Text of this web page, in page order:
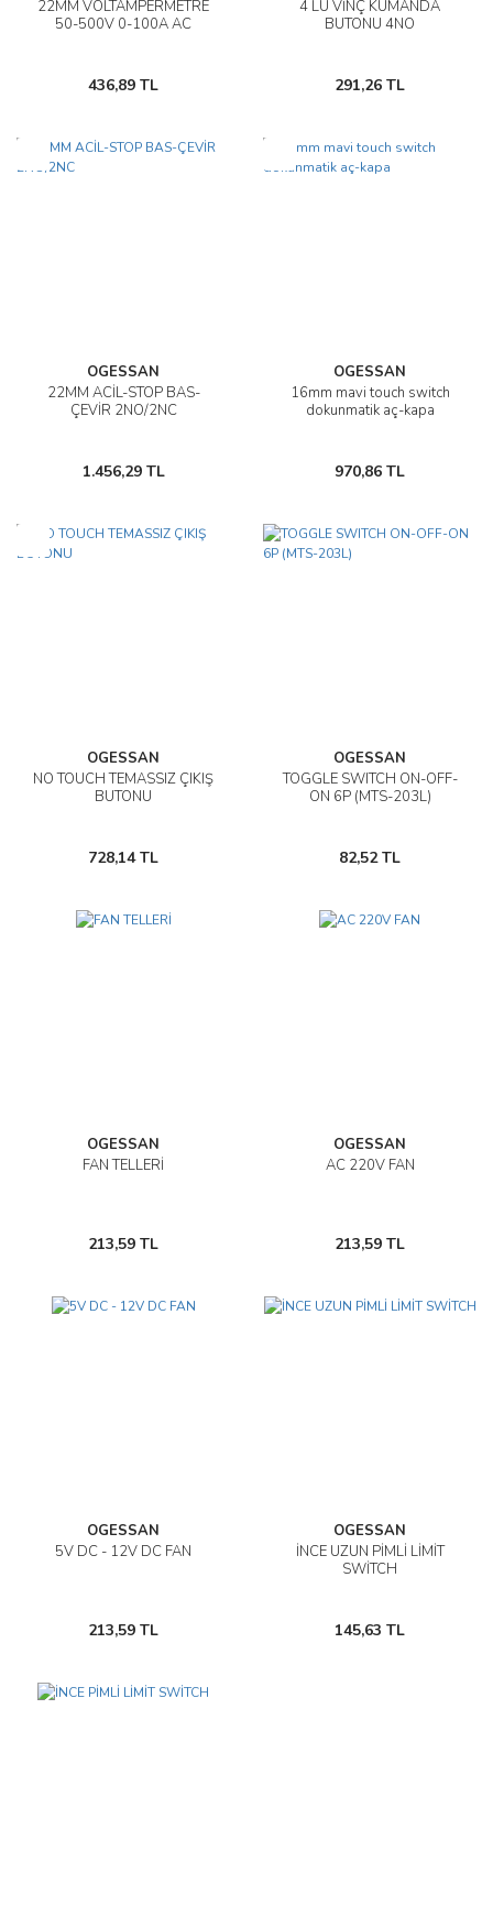
22MM VOLTAMPERMETRE
50-500V 0-100A AC
436,89 TL
4 LÜ VİNÇ KUMANDA
BUTONU 4NO
291,26 TL
OGESSAN
22MM ACİL-STOP BAS-
ÇEVİR 2NO/2NC
1.456,29 TL
OGESSAN
16mm mavi touch switch
dokunmatik aç-kapa
970,86 TL
OGESSAN
NO TOUCH TEMASSIZ ÇIKIŞ
BUTONU
728,14 TL
OGESSAN
TOGGLE SWITCH ON-OFF-
ON 6P (MTS-203L)
82,52 TL
OGESSAN
FAN TELLERİ
213,59 TL
OGESSAN
AC 220V FAN
213,59 TL
OGESSAN
5V DC - 12V DC FAN
213,59 TL
OGESSAN
İNCE UZUN PİMLİ LİMİT
SWİTCH
145,63 TL